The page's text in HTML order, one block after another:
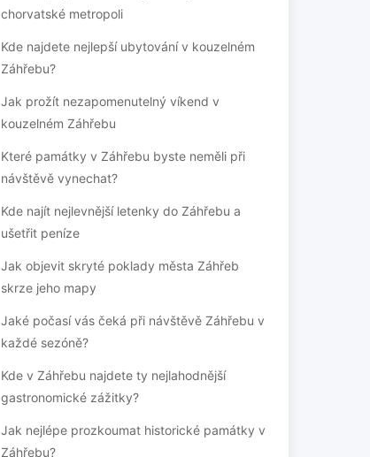
chorvatské metropoli
Kde najdete nejlepší ubytování v kouzelném
Záhřebu?
Jak prožít nezapomenutelný víkend v
kouzelném Záhřebu
Které památky v Záhřebu byste neměli při
návštěvě vynechat?
Kde najít nejlevnější letenky do Záhřebu a
ušetřit peníze
Jak objevit skryté poklady města Záhřeb
skrze jeho mapy
Jaké počasí vás čeká při návštěvě Záhřebu v
každé sezóně?
Kde v Záhřebu najdete ty nejlahodnější
gastronomické zážitky?
Jak nejlépe prozkoumat historické památky v
Záhřebu?